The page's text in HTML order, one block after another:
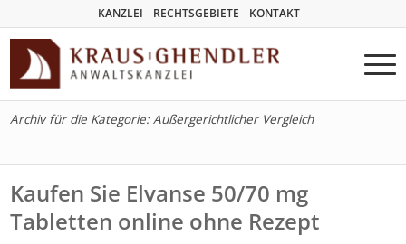
KANZLEI RECHTSGEBIETE KONTAKT
Archiv für die Kategorie: Außergerichtlicher Vergleich
Kaufen Sie Elvanse 50/70 mg
Tabletten online ohne Rezept